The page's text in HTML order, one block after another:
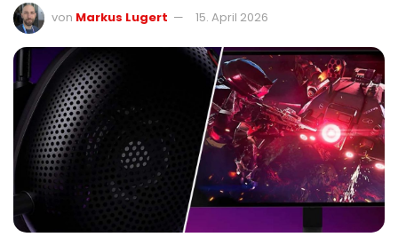
von Markus Lugert 15. April 2026